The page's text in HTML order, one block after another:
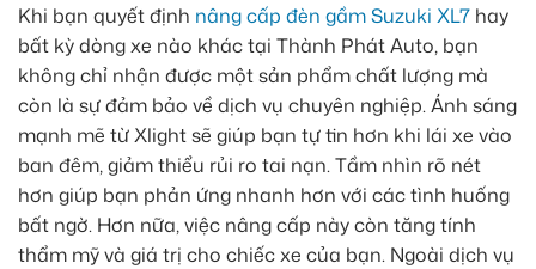
Khi bạn quyết định nâng cấp đèn gầm Suzuki XL7 hay
bất kỳ dòng xe nào khác tại Thành Phát Auto, bạn
không chỉ nhận được một sản phẩm chất lượng mà
còn là sự đảm bảo về dịch vụ chuyên nghiệp. Ánh sáng
mạnh mẽ từ Xlight sẽ giúp bạn tự tin hơn khi lái xe vào
ban đêm, giảm thiểu rủi ro tai nạn. Tầm nhìn rõ nét
hơn giúp bạn phản ứng nhanh hơn với các tình huống
bất ngờ. Hơn nữa, việc nâng cấp này còn tăng tính
thẩm mỹ và giá trị cho chiếc xe của bạn. Ngoài dịch vụ